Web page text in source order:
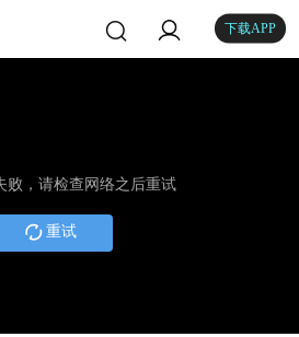
下载APP
败，请检查网络之后重试
重试